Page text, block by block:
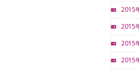
2015
2015
2015
2015